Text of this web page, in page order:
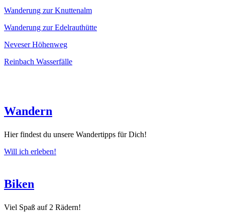
Wanderung zur Knuttenalm
Wanderung zur Edelrauthütte
Neveser Höhenweg
Reinbach Wasserfälle
Wandern
Hier findest du unsere Wandertipps für Dich!
Will ich erleben!
Biken
Viel Spaß auf 2 Rädern!